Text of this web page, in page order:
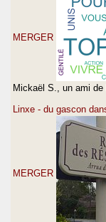
MERGER
Mickaël S., un ami
Linxe - du gascon
MERGER